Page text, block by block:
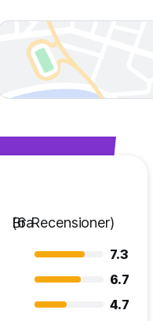
Bra
(6 Recensioner)
7.3
6.7
4.7